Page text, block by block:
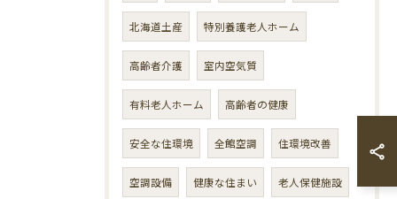
北海道土産 特別養護老人ホーム
高齢者介護 室内空気質
有料老人ホーム 高齢者の健康
安全な住環境 全館空調 住環境改善
空調設備 健康な住まい 老人保健施設